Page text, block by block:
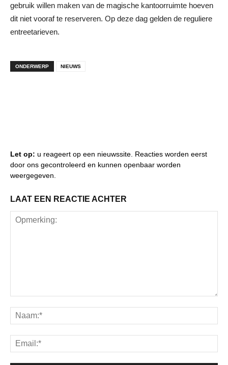
gebruik willen maken van de magische kantoorruimte hoeven
dit niet vooraf te reserveren. Op deze dag gelden de reguliere
entreetarieven.
ONDERWERP NIEUWS
Let op: u reageert op een nieuwssite. Reacties worden eerst
door ons gecontroleerd en kunnen openbaar worden
weergegeven.
LAAT EEN REACTIE ACHTER